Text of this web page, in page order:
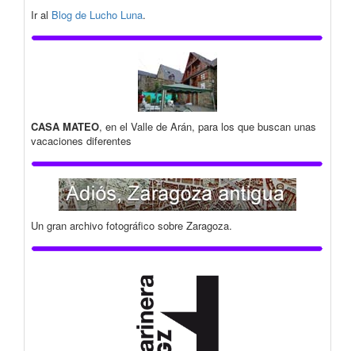
Ir al Blog de Lucho Luna.
CASA MATEO, en el Valle de Arán, para los que buscan unas
vacaciones diferentes
Un gran archivo fotográfico sobre Zaragoza.